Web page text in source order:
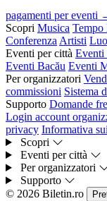
pagamenti per eventi
Scopri Musica Tempo
Conferenza Artisti
Eventi per città Eventi
Eventi Bacău Eventi
Per organizzatori
commissioni Sistema
Supporto Domande
Login account
privacy Informativa
Scopri
Eventi per città
Per organizzatori
Supporto
© 2026 Biletin.ro